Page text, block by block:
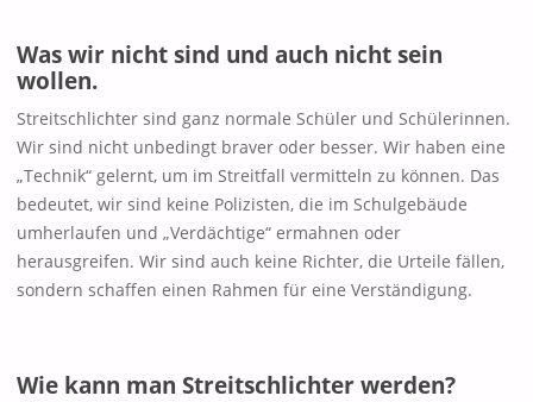
Was wir nicht sind und auch nicht sein
wollen.
Streitschlichter sind ganz normale Schüler und Schülerinnen.
Wir sind nicht unbedingt braver oder besser. Wir haben eine
„Technik“ gelernt, um im Streitfall vermitteln zu können. Das
bedeutet, wir sind keine Polizisten, die im Schulgebäude
umherlaufen und „Verdächtige“ ermahnen oder
herausgreifen. Wir sind auch keine Richter, die Urteile fällen,
sondern schaffen einen Rahmen für eine Verständigung.
Wie kann man Streitschlichter werden?